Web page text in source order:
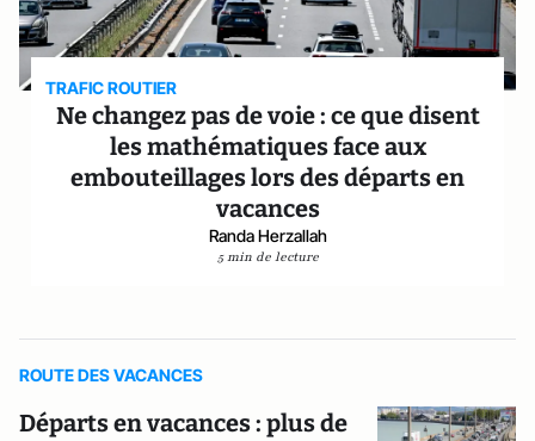
TRAFIC ROUTIER
Ne changez pas de voie : ce que disent
les mathématiques face aux
embouteillages lors des départs en
vacances
Randa Herzallah
5 min de lecture
ROUTE DES VACANCES
Départs en vacances : plus de